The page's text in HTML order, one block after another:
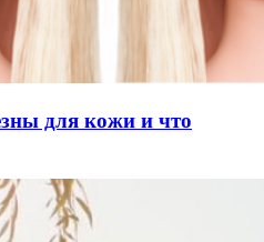
для кожи и что